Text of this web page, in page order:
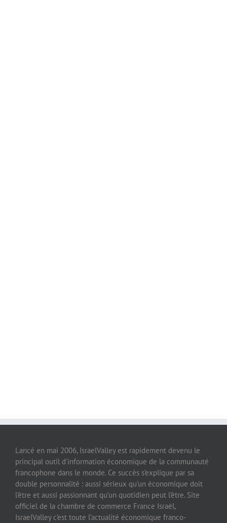
Lancé en mai 2006, IsraelValley est rapidement devenu le
principal outil d’information économique de la communauté
francophone dans le monde. Ce succès s’explique par sa
double personnalité : aussi sérieux qu’un économique doit
l’être et aussi passionnant qu’un quotidien peut l’être. Site
officiel de la chambre de commerce France Israël,
IsraelValley c’est toute l’actualité économique franco-